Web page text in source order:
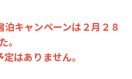
キャンペーンは２月２８
。
はありません。